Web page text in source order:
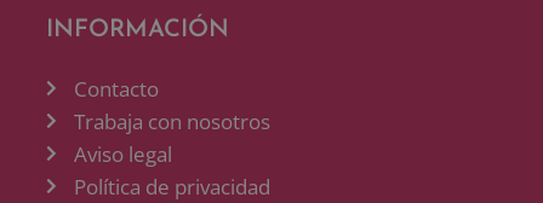
INFORMACIÓN
Contacto
Trabaja con nosotros
Aviso legal
Política de privacidad